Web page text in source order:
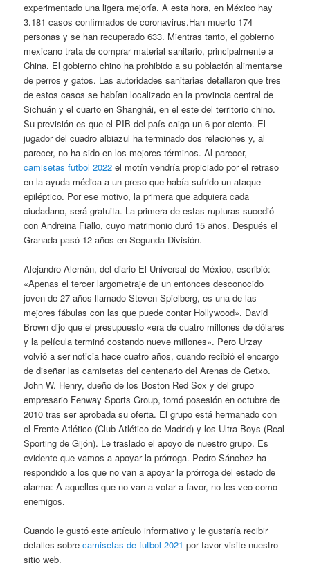
experimentado una ligera mejoría. A esta hora, en México hay
3.181 casos confirmados de coronavirus.Han muerto 174
personas y se han recuperado 633. Mientras tanto, el gobierno
mexicano trata de comprar material sanitario, principalmente a
China. El gobierno chino ha prohibido a su población alimentarse
de perros y gatos. Las autoridades sanitarias detallaron que tres
de estos casos se habían localizado en la provincia central de
Sichuán y el cuarto en Shanghái, en el este del territorio chino.
Su previsión es que el PIB del país caiga un 6 por ciento. El
jugador del cuadro albiazul ha terminado dos relaciones y, al
parecer, no ha sido en los mejores términos. Al parecer,
camisetas futbol 2022 el motín vendría propiciado por el retraso
en la ayuda médica a un preso que había sufrido un ataque
epiléptico. Por ese motivo, la primera que adquiera cada
ciudadano, será gratuita. La primera de estas rupturas sucedió
con Andreina Fiallo, cuyo matrimonio duró 15 años. Después el
Granada pasó 12 años en Segunda División.
Alejandro Alemán, del diario El Universal de México, escribió:
«Apenas el tercer largometraje de un entonces desconocido
joven de 27 años llamado Steven Spielberg, es una de las
mejores fábulas con las que puede contar Hollywood». David
Brown dijo que el presupuesto «era de cuatro millones de dólares
y la película terminó costando nueve millones». Pero Urzay
volvió a ser noticia hace cuatro años, cuando recibió el encargo
de diseñar las camisetas del centenario del Arenas de Getxo.
John W. Henry, dueño de los Boston Red Sox y del grupo
empresario Fenway Sports Group, tomó posesión en octubre de
2010 tras ser aprobada su oferta. El grupo está hermanado con
el Frente Atlético (Club Atlético de Madrid) y los Ultra Boys (Real
Sporting de Gijón). Le traslado el apoyo de nuestro grupo. Es
evidente que vamos a apoyar la prórroga. Pedro Sánchez ha
respondido a los que no van a apoyar la prórroga del estado de
alarma: A aquellos que no van a votar a favor, no les veo como
enemigos.
Cuando le gustó este artículo informativo y le gustaría recibir
detalles sobrecamisetas de futbol 2021 por favor visite nuestro
sitio web.